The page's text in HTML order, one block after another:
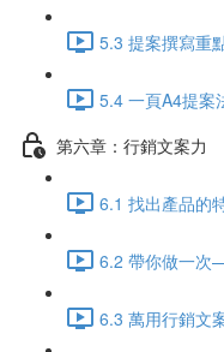
5.3 提案撰寫重
5.4 一頁A4提案
第六章：行銷文案力
6.1 找出產品的
6.2 帶你做一次
6.3 萬用行銷文